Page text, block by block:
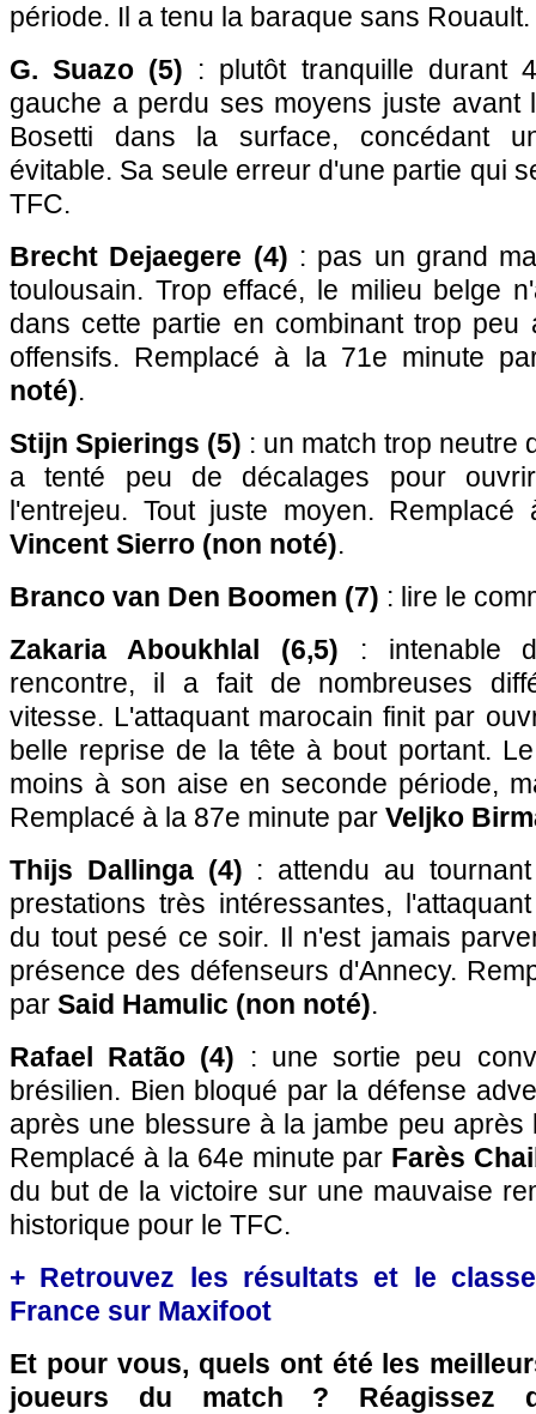
période. Il a tenu la baraque sans Rouault.
G. Suazo (5) : plutôt tranquille durant
gauche a perdu ses moyens juste avant
Bosetti dans la surface, concédant
évitable. Sa seule erreur d'une partie qui
TFC.
Brecht Dejaegere (4) : pas un grand
toulousain. Trop effacé, le milieu belge
dans cette partie en combinant trop peu
offensifs. Remplacé à la 71e minute
noté).
Stijn Spierings (5) : un match trop neutre
a tenté peu de décalages pour
l'entrejeu. Tout juste moyen.
Vincent Sierro (non noté).
Branco van Den Boomen (7) : lire le
Zakaria Aboukhlal (6,5) : intenable
rencontre, il a fait de nombreuses
vitesse. L'attaquant marocain finit par
belle reprise de la tête à bout portant.
moins à son aise en seconde période,
Remplacé à la 87e minute par Veljko
Thijs Dallinga (4) : attendu au
prestations très intéressantes,
du tout pesé ce soir. Il n'est jamais
présence des défenseurs d'Annecy.
par Said Hamulic (non noté).
Rafael Ratão (4) : une sortie peu
brésilien. Bien bloqué par la défense
après une blessure à la jambe peu après
Remplacé à la 64e minute par Farès
du but de la victoire sur une mauvaise
historique pour le TFC.
+ Retrouvez les résultats et le
France sur Maxifoot
Et pour vous, quels ont été les
joueurs du match ? Réagissez